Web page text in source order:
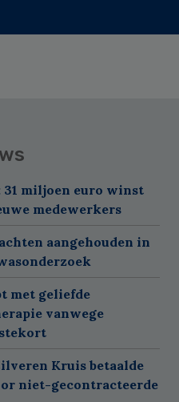
31 miljoen euro winst
medewerkers
aangehouden in
met geliefde
vanwege
Kruis betaalde
niet-gecontracteerde